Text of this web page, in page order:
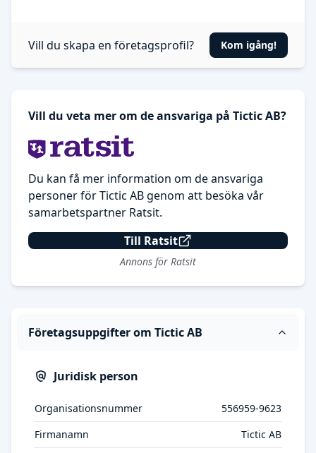
Vill du skapa en företagsprofil? Kom igång!
Vill du veta mer om de ansvariga på Tictic AB?
Du kan få mer information om de ansvariga
personer för Tictic AB genom att besöka vår
samarbetspartner Ratsit.
Till Ratsit
Annons för Ratsit
Företagsuppgifter om Tictic AB
Juridisk person
Organisationsnummer
556959-9623
Firmanamn
Tictic AB